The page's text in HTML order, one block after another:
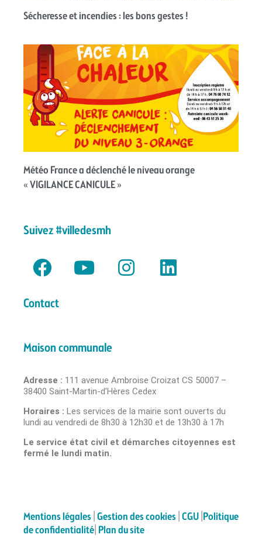
Sécheresse et incendies : les bons gestes !
Météo France a déclenché le niveau orange
« VIGILANCE CANICULE »
Suivez #villedesmh
Contact
Maison communale
Adresse : 111 avenue Ambroise Croizat CS 50007 –
38400 Saint-Martin-d’Hères Cedex
Horaires : Les services de la mairie sont ouverts du
lundi au vendredi de 8h30 à 12h30 et de 13h30 à 17h
Le service état civil et démarches citoyennes est
fermé le lundi matin.
Mentions légales Gestion des cookies CGU Politique
de confidentialité Plan du site